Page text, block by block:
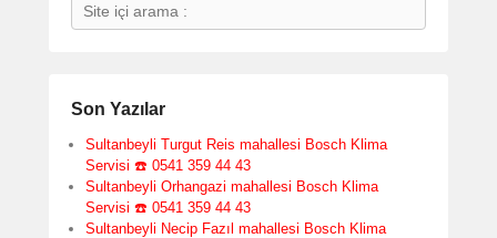
Son Yazılar
Sultanbeyli Turgut Reis mahallesi Bosch Klima
Servisi ☎️ 0541 359 44 43
Sultanbeyli Orhangazi mahallesi Bosch Klima
Servisi ☎️ 0541 359 44 43
Sultanbeyli Necip Fazıl mahallesi Bosch Klima